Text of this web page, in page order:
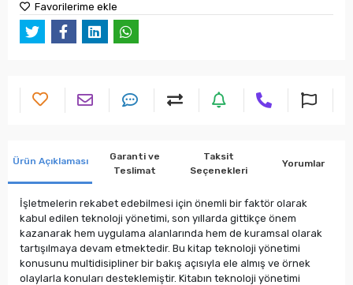
Favorilerime ekle
Ürün Açıklaması
Garanti ve
Teslimat
Taksit
Seçenekleri
Yorumlar
İşletmelerin rekabet edebilmesi için önemli bir faktör olarak
kabul edilen teknoloji yönetimi, son yıllarda gittikçe önem
kazanarak hem uygulama alanlarında hem de kuramsal olarak
tartışılmaya devam etmektedir. Bu kitap teknoloji yönetimi
konusunu multidisipliner bir bakış açısıyla ele almış ve örnek
olaylarla konuları desteklemiştir. Kitabın teknoloji yönetimi